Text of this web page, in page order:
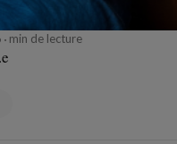
min de lecture